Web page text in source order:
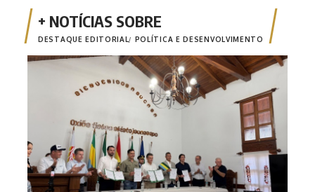
DESTAQUE EDITORIAL POLÍTICA E DESENVOLVIMENTO